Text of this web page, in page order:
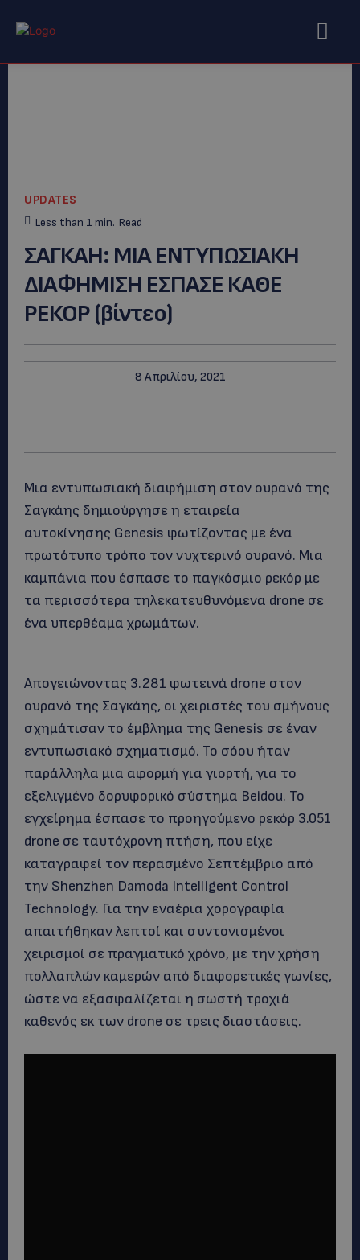
UPDATES
Less than 1 min. Read
ΣΑΓΚΑΗ: MIA ΕΝΤΥΠΩΣΙΑΚΗ
ΔΙΑΦΗΜΙΣΗ ΕΣΠΑΣΕ ΚΑΘΕ
ΡΕΚΟΡ (βίντεο)
8 Απριλίου, 2021
Μια εντυπωσιακή διαφήμιση στον ουρανό της
Σαγκάης δημιούργησε η εταιρεία
αυτοκίνησης Genesis φωτίζοντας με ένα
πρωτότυπο τρόπο τον νυχτερινό ουρανό. Μια
καμπάνια που έσπασε το παγκόσμιο ρεκόρ με
τα περισσότερα τηλεκατευθυνόμενα drone σε
ένα υπερθέαμα χρωμάτων.
Απογειώνοντας 3.281 φωτεινά drone στον
ουρανό της Σαγκάης, οι χειριστές του σμήνους
σχημάτισαν το έμβλημα της Genesis σε έναν
εντυπωσιακό σχηματισμό. Το σόου ήταν
παράλληλα μια αφορμή για γιορτή, για το
εξελιγμένο δορυφορικό σύστημα Beidou. Το
εγχείρημα έσπασε το προηγούμενο ρεκόρ 3.051
drone σε ταυτόχρονη πτήση, που είχε
καταγραφεί τον περασμένο Σεπτέμβριο από
την Shenzhen Damoda Intelligent Control
Technology. Για την εναέρια χορογραφία
απαιτήθηκαν λεπτοί και συντονισμένοι
χειρισμοί σε πραγματικό χρόνο, με την χρήση
πολλαπλών καμερών από διαφορετικές γωνίες,
ώστε να εξασφαλίζεται η σωστή τροχιά
καθενός εκ των drone σε τρεις διαστάσεις.